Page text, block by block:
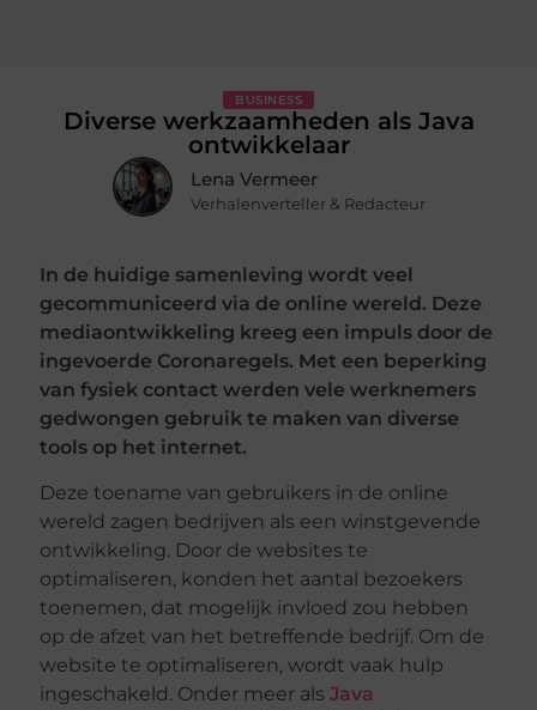
BUSINESS
Diverse werkzaamheden als Java
ontwikkelaar
Lena Vermeer
Verhalenverteller & Redacteur
In de huidige samenleving wordt veel
gecommuniceerd via de online wereld. Deze
mediaontwikkeling kreeg een impuls door de
ingevoerde Coronaregels. Met een beperking
van fysiek contact werden vele werknemers
gedwongen gebruik te maken van diverse
tools op het internet.
Deze toename van gebruikers in de online
wereld zagen bedrijven als een winstgevende
ontwikkeling. Door de websites te
optimaliseren, konden het aantal bezoekers
toenemen, dat mogelijk invloed zou hebben
op de afzet van het betreffende bedrijf. Om de
website te optimaliseren, wordt vaak hulp
ingeschakeld. Onder meer alsJava